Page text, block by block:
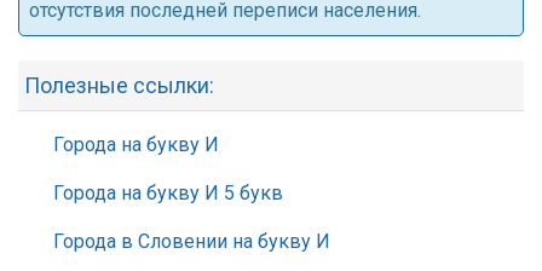
отсутствия последней переписи населения.
Полезные ссылки:
Города на букву И
Города на букву И 5 букв
Города в Словении на букву И